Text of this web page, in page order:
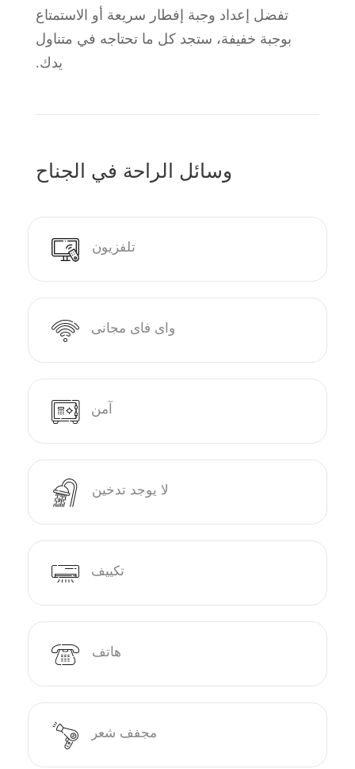
تفضل إعداد وجبة إفطار سريعة أو الاستمتاع
بوجبة خفيفة، ستجد كل ما تحتاجه في متناول
يدك.
وسائل الراحة في الجناح
تلفزيون
واى فاى مجانى
آمن
لا يوجد تدخين
تكييف
هاتف
مجفف شعر